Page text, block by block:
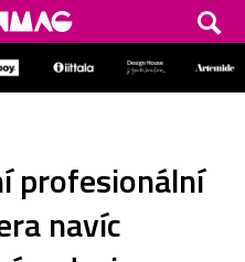
profesionální
navíc